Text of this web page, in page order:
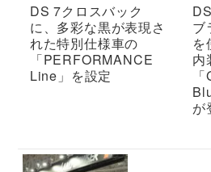
DS 7クロスバック
に、多彩な黒が表現さ
れた特別仕様車の
「PERFORMANCE
Line」を設定
ブ
を
内
が